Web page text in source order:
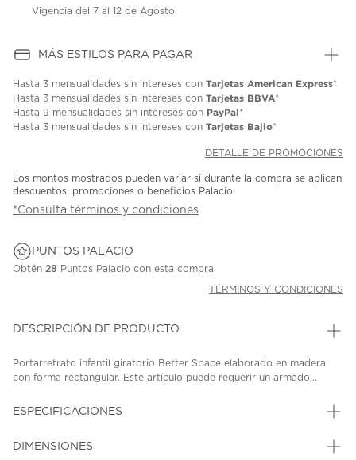
Vigencia del 7 al 12 de Agosto
MÁS ESTILOS PARA PAGAR
Hasta 3 mensualidades sin intereses con Tarjetas American Express*
Hasta 3 mensualidades sin intereses con Tarjetas BBVA*
Hasta 9 mensualidades sin intereses con PayPal*
Hasta 3 mensualidades sin intereses con Tarjetas Bajio*
DETALLE DE PROMOCIONES
Los montos mostrados pueden variar si durante la compra se aplican
descuentos, promociones o beneficios Palacio
*Consulta términos y condiciones
PUNTOS PALACIO
Obtén 28 Puntos Palacio con esta compra.
TÉRMINOS Y CONDICIONES
DESCRIPCIÓN DE PRODUCTO
Portarretrato infantil giratorio Better Space elaborado en madera
con forma rectangular. Este artículo puede requerir un armado...
ESPECIFICACIONES
DIMENSIONES